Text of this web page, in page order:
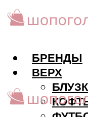
БРЕНДЫ
ВЕРХ